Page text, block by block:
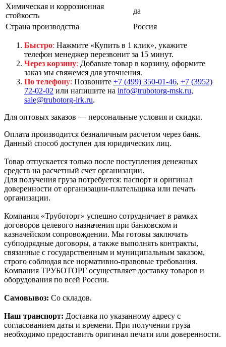
Химическая и коррозионная
стойкость
да
Страна производства
Россия
Быстро: Нажмите «Купить в 1 клик», укажите
телефон менеджер перезвонит за 15 минут.
Через корзину: Добавьте товар в корзину, оформите
заказ мы свяжемся для уточнения.
По телефону: Позвоните +7 (499) 350-01-46, +7 (3952)
72-02-02 или напишите на info@trubotorg-msk.ru,
sale@trubotorg-irk.ru.
Для оптовых заказов — персональные условия и скидки.
Оплата производится безналичным расчетом через банк.
Данный способ доступен для юридических лиц.
Товар отпускается только после поступления денежных
средств на расчетный счет организации.
Для получения груза потребуется: паспорт и оригинал
доверенности от организации-плательщика или печать
организации.
Компания «Труботорг» успешно сотрудничает в рамках
договоров целевого назначения при банковском и
казначейском сопровождении. Мы готовы заключать
субподрядные договоры, а также выполнять контракты,
связанные с государственным и муниципальным заказом,
строго соблюдая все нормативно-правовые требования.
Компания ТРУБОТОРГ осуществляет доставку товаров и
оборудования по всей России.
Самовывоз: Со складов.
Наш транспорт: Доставка по указанному адресу с
согласованием даты и времени. При получении груза
необходимо предоставить оригинал печати или доверенности.